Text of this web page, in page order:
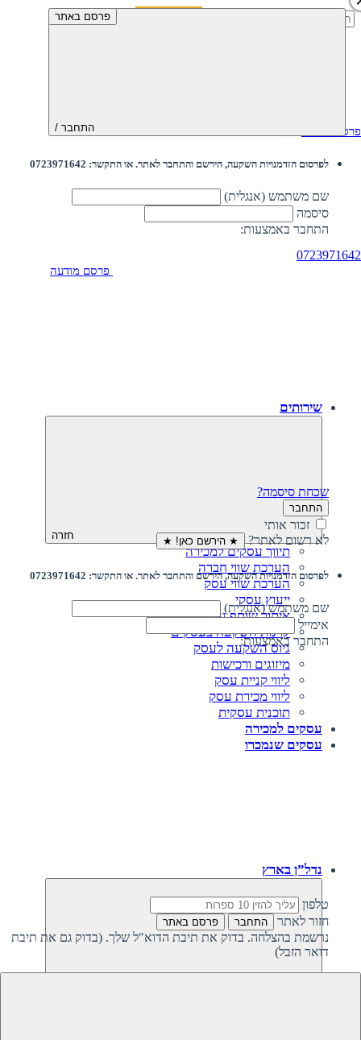
חיפוש:
0723971642
פרסם מודעה התחבר /
לפרסום הזדמנויות השקעה, הירשם והתחבר לאתר. או התקשר: 0723971642
שם משתמש (אנגלית)
סיסמה
התחבר באמצעות:
שכחת סיסמה?
התחבר
זכור אותי
לא רשום לאתר? ★ הירשם כאן! ★
פרסם באתר
לפרסום הזדמנויות השקעה, הירשם והתחבר לאתר. או התקשר: 0723971642
שם משתמש (אנגלית)
אימייל
התחבר באמצעות:
טלפון
חזור לאתר
התחבר פרסם באתר
נרשמת בהצלחה. בדוק את תיבת הדוא"ל שלך. (בדוק גם את תיבת
דואר הזבל)
פרסם מודעה
שירותים
חזרה
תיווך עסקים למכירה
הערכת שווי חברה
הערכת שווי עסק
ייעוץ עסקי
איתור שותף עסקי
קרנות השקעה בעסקים
גיוס השקעה לעסק‎‎
מיזוגים ורכישות
ליווי קניית עסק
ליווי מכירת עסק
תוכנית עסקית
עסקים למכירה
עסקים שנמכרו
נדל”ן בארץ